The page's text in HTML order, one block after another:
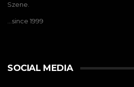
Szene.
…since 1999
SOCIAL MEDIA